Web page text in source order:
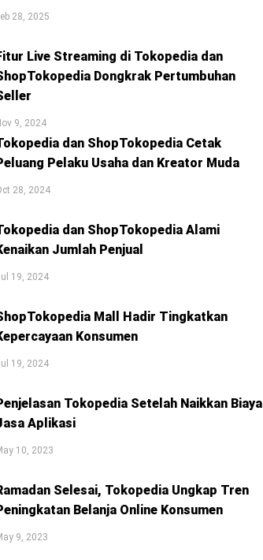
28, 2025
Live Streaming di Tokopedia dan
Dongkrak Pertumbuhan
9, 2024
dan ShopTokopedia Cetak
Pelaku Usaha dan Kreator Muda
28, 2024
dan ShopTokopedia Alami
Jumlah Penjual
19, 2024
Mall Hadir Tingkatkan
Konsumen
19, 2024
Tokopedia Setelah Naikkan Biaya
Aplikasi
10, 2023
Selesai, Tokopedia Ungkap Tren
Belanja Online Konsumen
9, 2023